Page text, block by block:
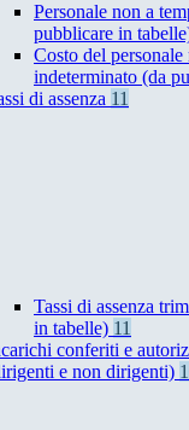
Personale non a
pubblicare in
Costo del personale
indeterminato (da
di assenza 11
Tassi di assenza
in tabelle) 11
conferiti e
e non dirigenti)